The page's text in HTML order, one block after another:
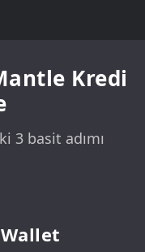
Kredi
3 basit adımı